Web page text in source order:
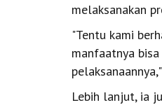
melaksanakan
"Tentu kami
manfaatnya
Lebih lanjut, ia